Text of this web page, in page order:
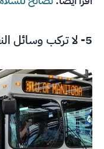
5- لا تركب وسائل النقل العام قبل نزول جميع الركّاب